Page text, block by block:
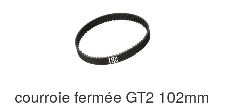
courroie fermée GT2 102mm